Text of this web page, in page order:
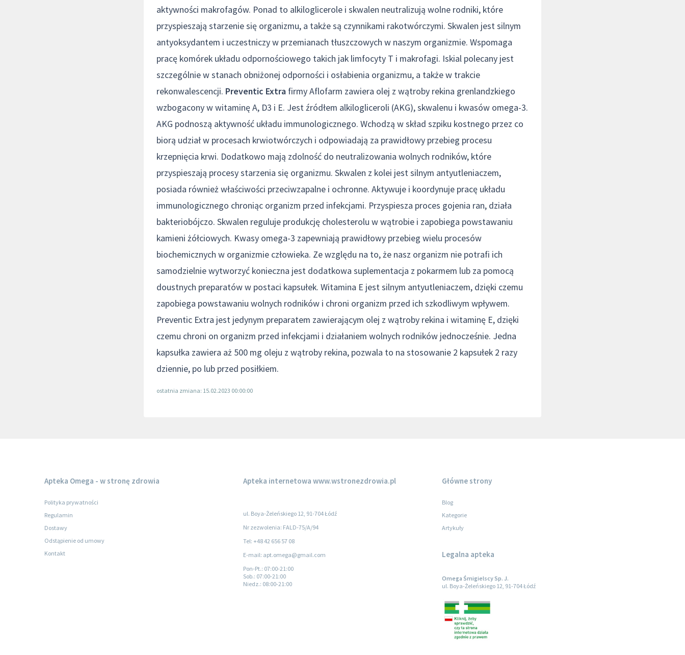
aktywności makrofagów. Ponad to alkiloglicerole i skwalen neutralizują wolne rodniki, które
przyspieszają starzenie się organizmu, a także są czynnikami rakotwórczymi. Skwalen jest silnym
antyoksydantem i uczestniczy w przemianach tłuszczowych w naszym organizmie. Wspomaga
pracę komórek układu odpornościowego takich jak limfocyty T i makrofagi. Iskial polecany jest
szczególnie w stanach obniżonej odporności i osłabienia organizmu, a także w trakcie
rekonwalescencji. Preventic Extra firmy Aflofarm zawiera olej z wątroby rekina grenlandzkiego
wzbogacony w witaminę A, D3 i E. Jest źródłem alkilogliceroli (AKG), skwalenu i kwasów omega-3.
AKG podnoszą aktywność układu immunologicznego. Wchodzą w skład szpiku kostnego przez co
biorą udział w procesach krwiotwórczych i odpowiadają za prawidłowy przebieg procesu
krzepnięcia krwi. Dodatkowo mają zdolność do neutralizowania wolnych rodników, które
przyspieszają procesy starzenia się organizmu. Skwalen z kolei jest silnym antyutleniaczem,
posiada również właściwości przeciwzapalne i ochronne. Aktywuje i koordynuje pracę układu
immunologicznego chroniąc organizm przed infekcjami. Przyspiesza proces gojenia ran, działa
bakteriobójczo. Skwalen reguluje produkcję cholesterolu w wątrobie i zapobiega powstawaniu
kamieni żółciowych. Kwasy omega-3 zapewniają prawidłowy przebieg wielu procesów
biochemicznych w organizmie człowieka. Ze względu na to, że nasz organizm nie potrafi ich
samodzielnie wytworzyć konieczna jest dodatkowa suplementacja z pokarmem lub za pomocą
doustnych preparatów w postaci kapsułek. Witamina E jest silnym antyutleniaczem, dzięki czemu
zapobiega powstawaniu wolnych rodników i chroni organizm przed ich szkodliwym wpływem.
Preventic Extra jest jedynym preparatem zawierającym olej z wątroby rekina i witaminę E, dzięki
czemu chroni on organizm przed infekcjami i działaniem wolnych rodników jednocześnie. Jedna
kapsułka zawiera aż 500 mg oleju z wątroby rekina, pozwala to na stosowanie 2 kapsułek 2 razy
dziennie, po lub przed posiłkiem.
ostatnia zmiana: 15.02.2023 00:00:00
Apteka Omega - w stronę zdrowia
Polityka prywatności
Regulamin
Dostawy
Odstąpienie od umowy
Kontakt
Apteka internetowa www.wstronezdrowia.pl
ul. Boya-Żeleńskiego 12, 91-704 Łódź
Nr zezwolenia: FALD-75/A/94
Tel: +48 42 656 57 08
E-mail: apt.omega@gmail.com
Pon-Pt.: 07:00-21:00
Sob.: 07:00-21:00
Niedz.: 08:00-21:00
Główne strony
Blog
Kategorie
Artykuły
Legalna apteka
Omega Śmigielscy Sp. J.
ul. Boya-Żeleńskiego 12, 91-704 Łódź